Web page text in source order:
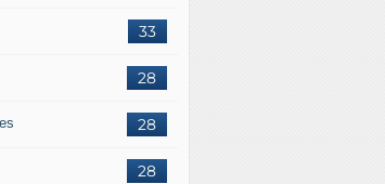
33
28
28
28